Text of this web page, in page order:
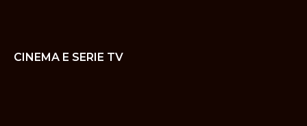
CINEMA E SERIE TV